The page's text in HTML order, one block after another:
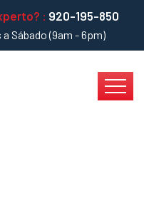
: 920-195-850
Sábado (9am - 6pm)